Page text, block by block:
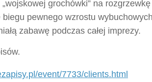
grochówki” na
biegu pewnego wzrostu
zabawę podczas całej imprezy.
event/7733/clients.html